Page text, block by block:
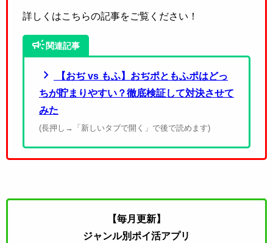
詳しくはこちらの記事をご覧ください！
campaign関連記事
chevron_right
【おぢ vs もふ】おぢポともふポはどっ
ちが貯まりやすい？徹底検証して対決させて
みた
(長押し→「新しいタブで開く」で後で読めます)
【毎月更新】
ジャンル別ポイ活アプリ